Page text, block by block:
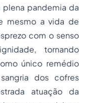
plena pandemia da
mesmo a vida de
com o senso
tornando
único remédio
dos cofres
atuação da